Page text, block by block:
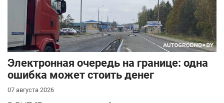
Электронная очередь на границе: одна
ошибка может стоить денег
07 августа 2026